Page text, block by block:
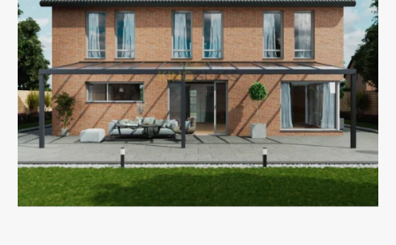
Montage
Betaalmethoden
Garantie
Veelgestelde vragen